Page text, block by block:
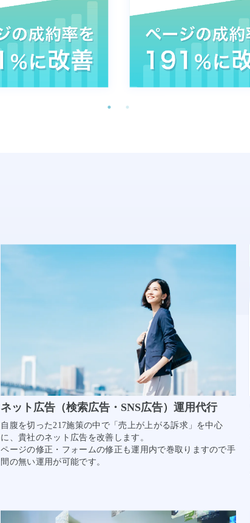
ネット広告（検索広告・SNS広告）運用代行
自腹を切った217施策の中で「売上が上がる訴求」を中心
に、貴社のネット広告を改善します。
ページの修正・フォームの修正も運用内で巻取りますので手
間の無い運用が可能です。